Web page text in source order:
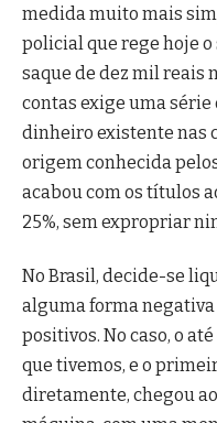
medida muito mais
policial que rege hoje
saque de dez mil reais
contas exige uma série
dinheiro existente nas
origem conhecida
acabou com os títulos
25%, sem expropriar
No Brasil, decide-se
alguma forma
positivos. No caso, o
que tivemos, e o
diretamente, chegou